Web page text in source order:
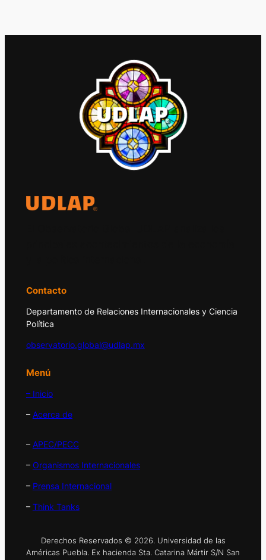
Contacto
Departamento de Relaciones Internacionales y Ciencia
Política
observatorio.global@udlap.mx
Menú
– Inicio
– Acerca de
– APEC/PECC
– Organismos Internacionales
– Prensa Internacional
– Think Tanks
Derechos Reservados © 2026. Universidad de las
Américas Puebla. Ex hacienda Sta. Catarina Mártir S/N San